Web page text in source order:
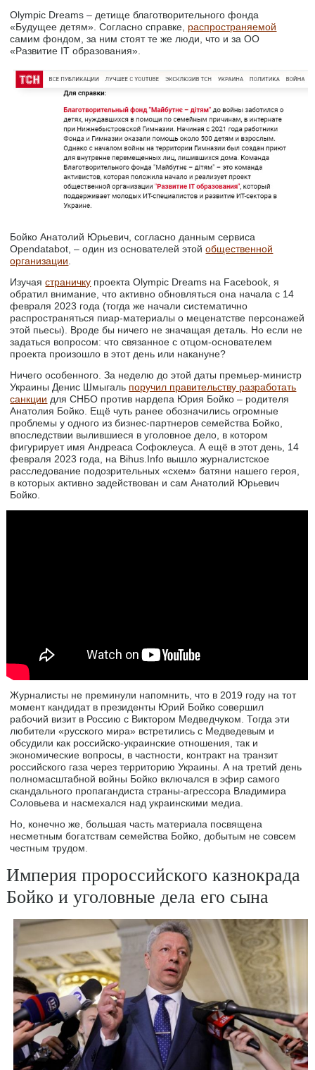
Olympic Dreams – детище благотворительного фонда
«Будущее детям». Согласно справке, распространяемой
самим фондом, за ним стоят те же люди, что и за ОО
«Развитие IT образования».
Бойко Анатолий Юрьевич, согласно данным сервиса
Opendatabot, – один из основателей этойобщественной
организации
Изучаястраничку проекта Olympic Dreams на Facebook, я
обратил внимание, что активно обновляться она начала с 14
февраля 2023 года (тогда же начали систематично
распространяться пиар-материалы о меценатстве персонажей
этой пьесы). Вроде бы ничего не значащая деталь. Но если не
задаться вопросом: что связанное с отцом-основателем
проекта произошло в этот день или накануне?
Ничего особенного. За неделю до этой даты премьер-министр
Украины Денис Шмыгаль поручил правительству разработать
санкции для СНБО против нардепа Юрия Бойко – родителя
Анатолия Бойко. Ещё чуть ранее обозначились огромные
проблемы у одного из бизнес-партнеров семейства Бойко,
впоследствии вылившиеся в уголовное дело, в котором
фигурирует имя Андреаса Софоклеуса. А ещё в этот день, 14
февраля 2023 года, на Bihus.Info вышло журналистское
расследование подозрительных «схем» батяни нашего героя,
в которых активно задействован и сам Анатолий Юрьевич
Бойко.
Журналисты не преминули напомнить, что в 2019 году на тот
момент кандидат в президенты Юрий Бойко совершил
рабочий визит в Россию с Виктором Медведчуком. Тогда эти
любители «русского мира» встретились с Медведевым и
обсудили как российско-украинские отношения, так и
экономические вопросы, в частности, контракт на транзит
российского газа через территорию Украины. А на третий день
полномасштабной войны Бойко включался в эфир самого
скандального пропагандиста страны-агрессора Владимира
Соловьева и насмехался над украинскими медиа.
Но, конечно же, большая часть материала посвящена
несметным богатствам семейства Бойко, добытым не совсем
честным трудом.
Империя пророссийского казнокрада
Бойко и уголовные дела его сына